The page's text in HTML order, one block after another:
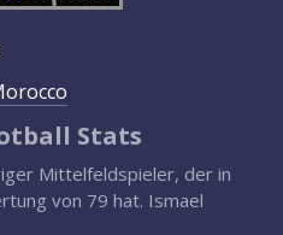
Stats
Mittelfeldspieler, der in
von 79 hat. Ismael